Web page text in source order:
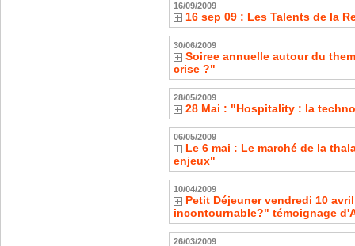
16/09/2009
16 sep 09 : Les Talents de la
30/06/2009
Soiree annuelle autour du
crise ?"
28/05/2009
28 Mai : "Hospitality : la
06/05/2009
Le 6 mai : Le marché de la
enjeux"
10/04/2009
Petit Déjeuner vendredi 10
incontournable?" témoignage
26/03/2009